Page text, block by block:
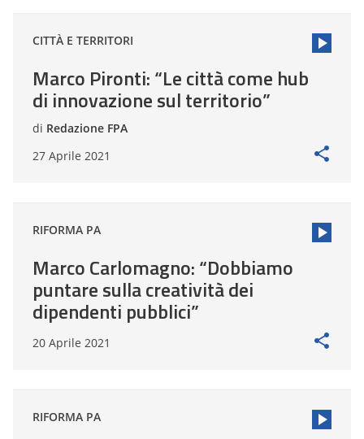
CITTÀ E TERRITORI
Marco Pironti: “Le città come hub
di innovazione sul territorio”
di Redazione FPA
27 Aprile 2021
RIFORMA PA
Marco Carlomagno: “Dobbiamo
puntare sulla creatività dei
dipendenti pubblici”
20 Aprile 2021
RIFORMA PA